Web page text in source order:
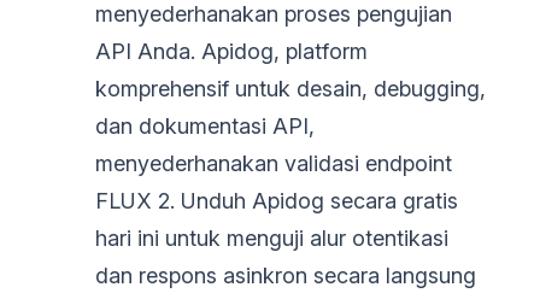
menyederhanakan proses pengujian
API Anda. Apidog, platform
komprehensif untuk desain, debugging,
dan dokumentasi API,
menyederhanakan validasi endpoint
FLUX 2. Unduh Apidog secara gratis
hari ini untuk menguji alur otentikasi
dan respons asinkron secara langsung